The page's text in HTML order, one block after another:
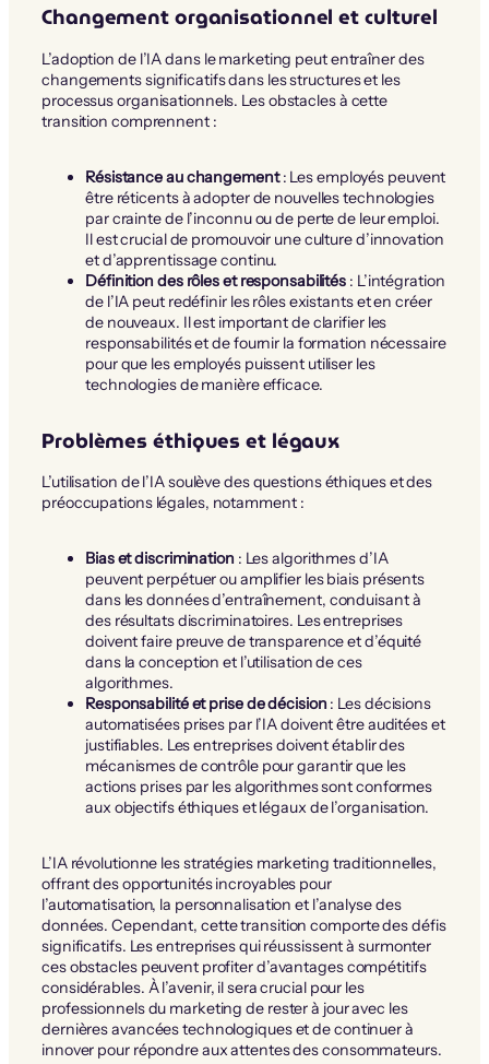
Changement organisationnel et culturel
L’adoption de l’IA dans le marketing peut entraîner des
changements significatifs dans les structures et les
processus organisationnels. Les obstacles à cette
transition comprennent :
Résistance au changement: Les employés peuvent
être réticents à adopter de nouvelles technologies
par crainte de l’inconnu ou de perte de leur emploi.
Il est crucial de promouvoir une culture d’innovation
et d’apprentissage continu.
Définition des rôles et responsabilités : L’intégration
de l’IA peut redéfinir les rôles existants et en créer
de nouveaux. Il est important de clarifier les
responsabilités et de fournir la formation nécessaire
pour que les employés puissent utiliser les
technologies de manière efficace.
Problèmes éthiques et légaux
L’utilisation de l’IA soulève des questions éthiques et des
préoccupations légales, notamment :
Bias et discrimination : Les algorithmes d’IA
peuvent perpétuer ou amplifier les biais présents
dans les données d’entraînement, conduisant à
des résultats discriminatoires. Les entreprises
doivent faire preuve de transparence et d’équité
dans la conception et l’utilisation de ces
algorithmes.
Responsabilité et prise de décision : Les décisions
automatisées prises par l’IA doivent être auditées et
justifiables. Les entreprises doivent établir des
mécanismes de contrôle pour garantir que les
actions prises par les algorithmes sont conformes
aux objectifs éthiques et légaux de l’organisation.
L’IA révolutionne les stratégies marketing traditionnelles,
offrant des opportunités incroyables pour
l’automatisation, la personnalisation et l’analyse des
données. Cependant, cette transition comporte des défis
significatifs. Les entreprises qui réussissent à surmonter
ces obstacles peuvent profiter d’avantages compétitifs
considérables. À l’avenir, il sera crucial pour les
professionnels du marketing de rester à jour avec les
dernières avancées technologiques et de continuer à
innover pour répondre aux attentes des consommateurs.